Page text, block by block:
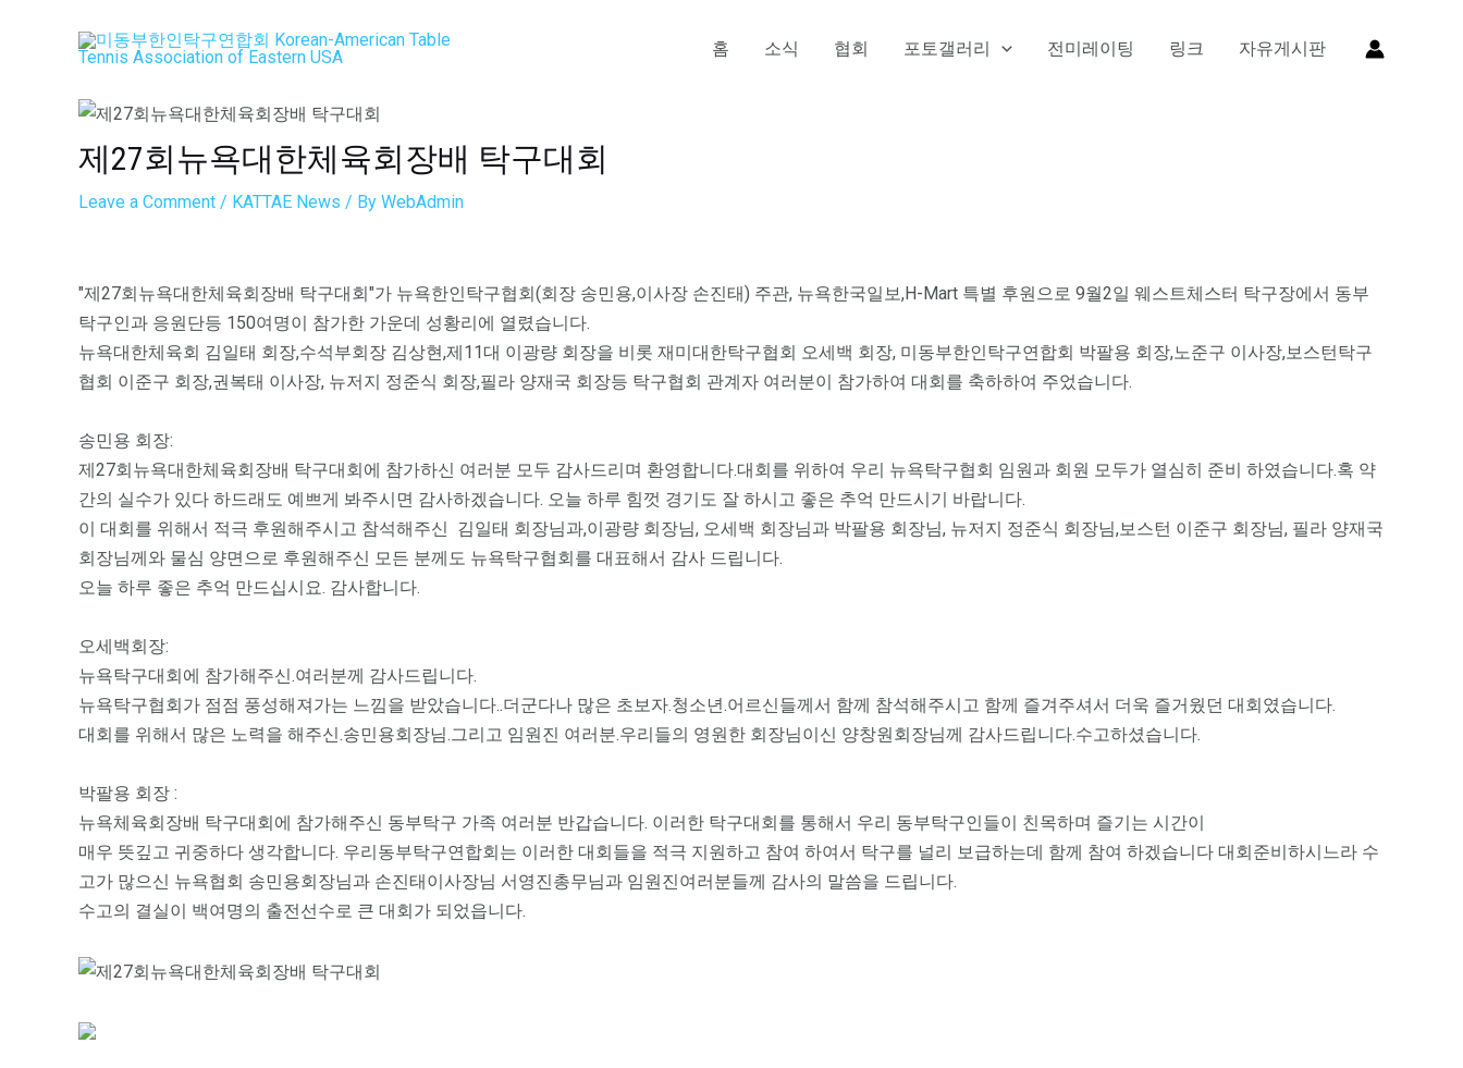
홈 소식 협회 포토갤러리 전미레이팅 링크 자유게시판
제27회뉴욕대한체육회장배 탁구대회
Leave a Comment / KATTAE News / By WebAdmin
"제27회뉴욕대한체육회장배 탁구대회"가 뉴욕한인탁구협회(회장 송민용,이사장 손진태) 주관, 뉴욕한국일보,H-Mart 특별 후원으로 9월2일 웨스트체스터 탁구장에서 동부
탁구인과 응원단등 150여명이 참가한 가운데 성황리에 열렸습니다.
뉴욕대한체육회 김일태 회장,수석부회장 김상현,제11대 이광량 회장을 비롯 재미대한탁구협회 오세백 회장, 미동부한인탁구연합회 박팔용 회장,노준구 이사장,보스턴탁구
협회 이준구 회장,권복태 이사장, 뉴저지 정준식 회장,필라 양재국 회장등 탁구협회 관계자 여러분이 참가하여 대회를 축하하여 주었습니다.
송민용 회장:
제27회뉴욕대한체육회장배 탁구대회에 참가하신 여러분 모두 감사드리며 환영합니다.대회를 위하여 우리 뉴욕탁구협회 임원과 회원 모두가 열심히 준비 하였습니다.혹 약
간의 실수가 있다 하드래도 예쁘게 봐주시면 감사하겠습니다. 오늘 하루 힘껏 경기도 잘 하시고 좋은 추억 만드시기 바랍니다.
이 대회를 위해서 적극 후원해주시고 참석해주신 김일태 회장님과,이광량 회장님, 오세백 회장님과 박팔용 회장님, 뉴저지 정준식 회장님,보스턴 이준구 회장님, 필라 양재국
회장님께와 물심 양면으로 후원해주신 모든 분께도 뉴욕탁구협회를 대표해서 감사 드립니다.
오늘 하루 좋은 추억 만드십시요. 감사합니다.
오세백회장:
뉴욕탁구대회에 참가해주신.여러분께 감사드립니다.
뉴욕탁구협회가 점점 풍성해져가는 느낌을 받았습니다..더군다나 많은 초보자.청소년.어르신들께서 함께 참석해주시고 함께 즐겨주셔서 더욱 즐거웠던 대회였습니다.
대회를 위해서 많은 노력을 해주신.송민용회장님.그리고 임원진 여러분.우리들의 영원한 회장님이신 양창원회장님께 감사드립니다.수고하셨습니다.
박팔용 회장 :
뉴욕체육회장배 탁구대회에 참가해주신 동부탁구 가족 여러분 반갑습니다. 이러한 탁구대회를 통해서 우리 동부탁구인들이 친목하며 즐기는 시간이
매우 뜻깊고 귀중하다 생각합니다. 우리동부탁구연합회는 이러한 대회들을 적극 지원하고 참여 하여서 탁구를 널리 보급하는데 함께 참여 하겠습니다 대회준비하시느라 수
고가 많으신 뉴욕협회 송민용회장님과 손진태이사장님 서영진총무님과 임원진여러분들께 감사의 말씀을 드립니다.
수고의 결실이 백여명의 출전선수로 큰 대회가 되었읍니다.
navigation